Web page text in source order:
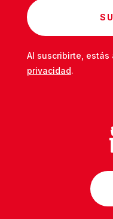
Al suscribirte,
privacidad.